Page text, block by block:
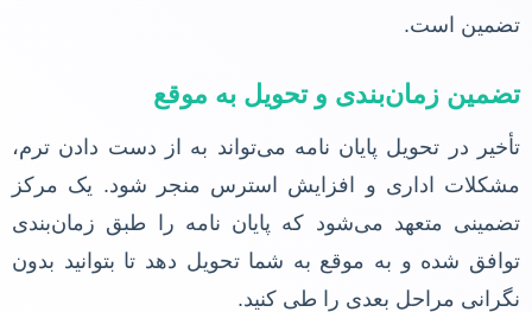
تضمین است.
تضمین زمان‌بندی و تحویل به موقع
تأخیر در تحویل پایان نامه می‌تواند به از دست دادن ترم،
مشکلات اداری و افزایش استرس منجر شود. یک مرکز
تضمینی متعهد می‌شود که پایان نامه را طبق زمان‌بندی
توافق شده و به موقع به شما تحویل دهد تا بتوانید بدون
نگرانی مراحل بعدی را طی کنید.